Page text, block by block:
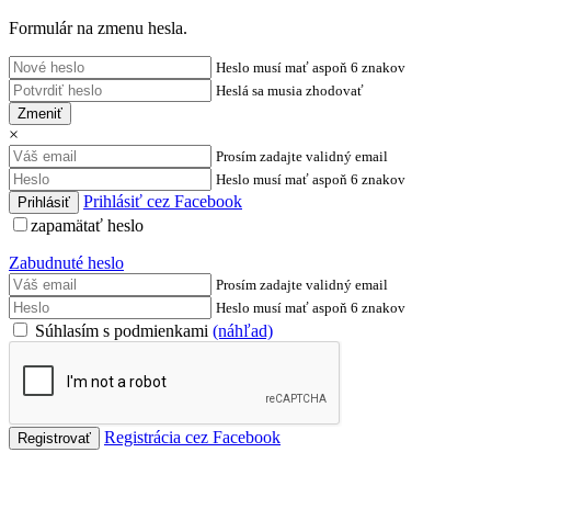
Formulár na zmenu hesla.
Heslo musí mať aspoň 6 znakov
Heslá sa musia zhodovať
Zmeniť
×
Prosím zadajte validný email
Heslo musí mať aspoň 6 znakov
Prihlásiť cez Facebook
zapamätať heslo
Zabudnuté heslo
Prosím zadajte validný email
Heslo musí mať aspoň 6 znakov
Súhlasím s podmienkami (náhľad)
Registrácia cez Facebook